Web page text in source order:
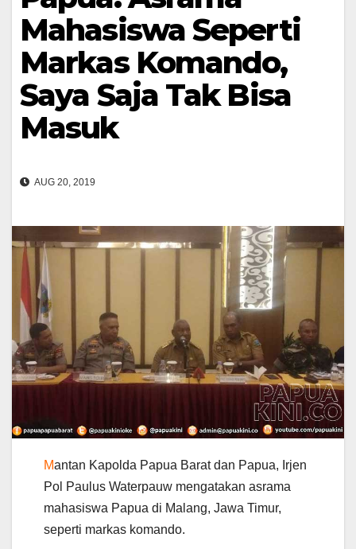
Mahasiswa Seperti
Markas Komando,
Saya Saja Tak Bisa
Masuk
AUG 20, 2019
Mantan Kapolda Papua Barat dan Papua, Irjen
Pol Paulus Waterpauw mengatakan asrama
mahasiswa Papua di Malang, Jawa Timur,
seperti markas komando.